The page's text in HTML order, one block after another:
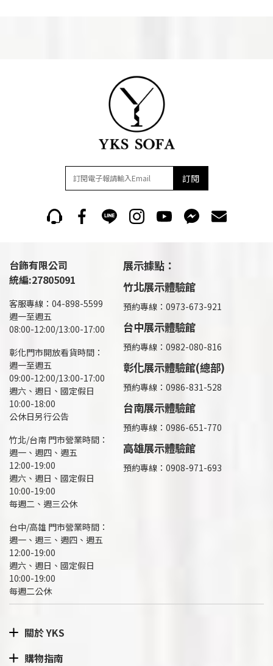
訂閱
台飾有限公司
統編:27805091
客服專線：04-898-5599
週一至週五
08:00-12:00/13:00-17:00
彰化門市開放看貨時間：
週一至週五
09:00-12:00/13:00-17:00
週六、週日、國定假日
10:00-18:00
公休日另行公告
竹北/台南 門市營業時間：
週一、週四、週五
12:00-19:00
週六、週日、國定假日
10:00-19:00
每週二、週三公休
台中/高雄 門市營業時間：
週一、週三、週四、週五
12:00-19:00
週六、週日、國定假日
10:00-19:00
每週二公休
展示據點：
竹北展示體驗館
預約專線：0973-673-921
台中展示體驗館
預約專線：0982-080-816
彰化展示體驗館(總部)
預約專線： 0986-831-528
台南展示體驗館
預約專線：0986-651-770
高雄展示體驗館
預約專線： 0908-971-693
關於 YKS
購物指南